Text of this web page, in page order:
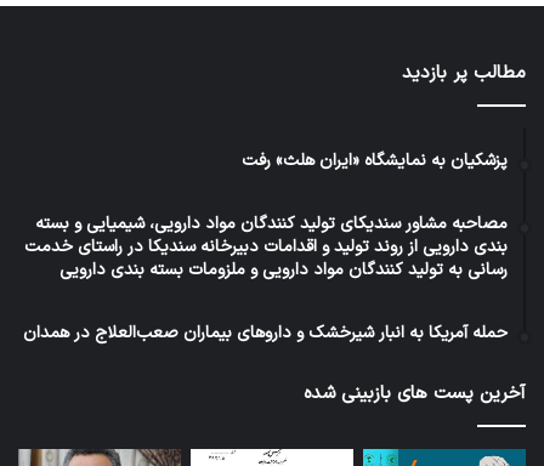
مطالب پر بازدید
پزشکیان به نمایشگاه «ایران هلث» رفت
مصاحبه مشاور سندیکای تولید کنندگان مواد دارویی، شیمیایی و بسته
بندی دارویی از روند تولید و اقدامات دبیرخانه سندیکا در راستای خدمت
رسانی به تولید کنندگان مواد دارویی و ملزومات بسته بندی دارویی
حمله آمریکا به انبار شیرخشک و داروهای بیماران صعب‌العلاج در همدان
آخرین پست های بازبینی شده